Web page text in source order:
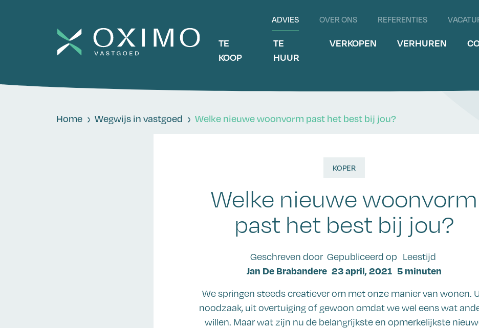
ADVIES OVER ONS REFERENTIES
TE
KOOP
TE
HUUR
VERKOPEN VERHUREN
Home Wegwijs in vastgoed Welke nieuwe woonvorm past het best bij jou?
KOPER
Welke nieuwe woonvorm
past het best bij jou?
Geschreven door
Jan De Brabandere
Gepubliceerd op
23 april, 2021
Leestijd
5 minuten
We springen steeds creatiever om met onze manier van wonen.
noodzaak, uit overtuiging of gewoon omdat we wel eens wat
willen. Maar wat zijn nu de belangrijkste en opmerkelijkste